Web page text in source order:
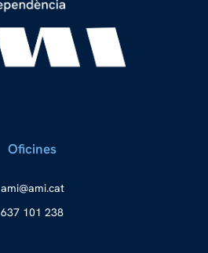
Oficines
tac.i
ma@im
a
637 101 238